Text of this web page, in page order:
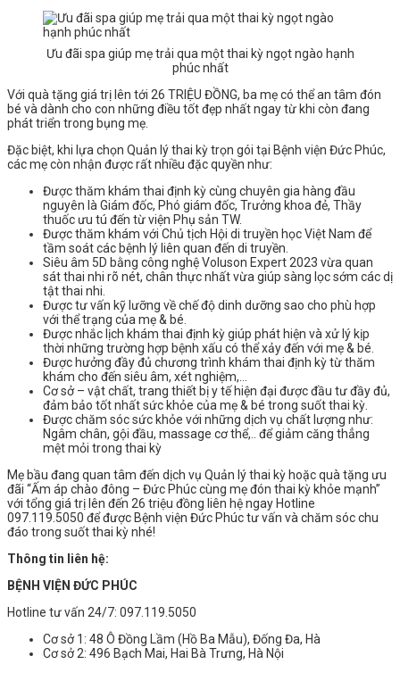
Ưu đãi spa giúp mẹ trải qua một thai kỳ ngọt ngào hạnh
phúc nhất
Với quà tặng giá trị lên tới 26 TRIỆU ĐỒNG, ba mẹ có thể an tâm đón
bé và dành cho con những điều tốt đẹp nhất ngay từ khi còn đang
phát triển trong bụng mẹ.
Đặc biệt, khi lựa chọn Quản lý thai kỳ trọn gói tại Bệnh viện Đức Phúc,
các mẹ còn nhận được rất nhiều đặc quyền như:
Được thăm khám thai định kỳ cùng chuyên gia hàng đầu
nguyên là Giám đốc, Phó giám đốc, Trưởng khoa đẻ, Thầy
thuốc ưu tú đến từ viện Phụ sản TW.
Được thăm khám với Chủ tịch Hội di truyền học Việt Nam để
tầm soát các bệnh lý liên quan đến di truyền.
Siêu âm 5D bằng công nghệ Voluson Expert 2023 vừa quan
sát thai nhi rõ nét, chân thực nhất vừa giúp sàng lọc sớm các dị
tật thai nhi.
Được tư vấn kỹ lưỡng về chế độ dinh dưỡng sao cho phù hợp
với thể trạng của mẹ & bé.
Được nhắc lịch khám thai định kỳ giúp phát hiện và xử lý kịp
thời những trường hợp bệnh xấu có thể xảy đến với mẹ & bé.
Được hưởng đầy đủ chương trình khám thai định kỳ từ thăm
khám cho đến siêu âm, xét nghiệm,…
Cơ sở – vật chất, trang thiết bị y tế hiện đại được đầu tư đầy đủ,
đảm bảo tốt nhất sức khỏe của mẹ & bé trong suốt thai kỳ.
Được chăm sóc sức khỏe với những dịch vụ chất lượng như:
Ngâm chân, gội đầu, massage cơ thể,.. để giảm căng thẳng
mệt mỏi trong thai kỳ
Mẹ bầu đang quan tâm đến dịch vụ Quản lý thai kỳ hoặc quà tặng ưu
đãi “Ấm áp chào đông – Đức Phúc cùng mẹ đón thai kỳ khỏe mạnh”
với tổng giá trị lên đến 26 triệu đồng liên hệ ngay Hotline
097.119.5050 để được Bệnh viện Đức Phúc tư vấn và chăm sóc chu
đáo trong suốt thai kỳ nhé!
Thông tin liên hệ:
BỆNH VIỆN ĐỨC PHÚC
Hotline tư vấn 24/7: 097.119.5050
Cơ sở 1: 48 Ô Đồng Lầm (Hồ Ba Mẫu), Đống Đa, Hà
Cơ sở 2: 496 Bạch Mai, Hai Bà Trưng, Hà Nội